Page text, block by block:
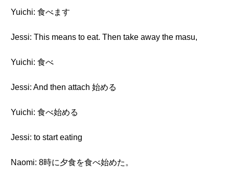
Yuichi: 食べます
Jessi: This means to eat. Then take away the masu,
Yuichi: 食べ
Jessi: And then attach 始める
Yuichi: 食べ始める
Jessi: to start eating
Naomi: 8時に夕食を食べ始めた。